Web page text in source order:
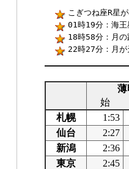
こぎつね座R星
01時19分：海
18時58分：月
22時27分：月
薄
始
札幌
1:53
仙台
2:27
新潟
2:36
東京
2:45